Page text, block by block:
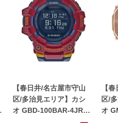
【春日井/名古屋市守山
区/多治見エリア】カシ
オ GBD-100BAR-4JR
【
区/
オ GM-S2100PG G-